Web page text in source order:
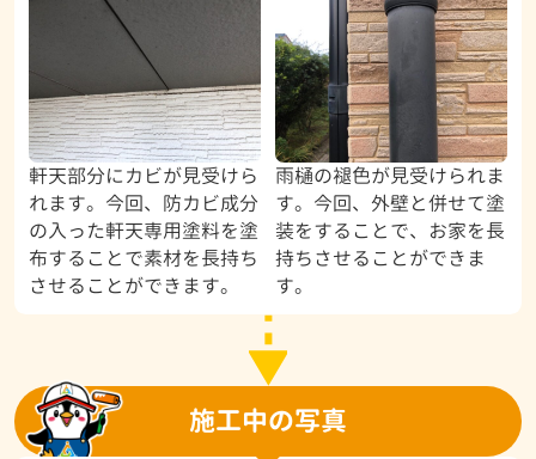
軒天部分にカビが見受けら
れます。今回、防カビ成分
の入った軒天専用塗料を塗
布することで素材を長持ち
させることができます。
雨樋の褪色が見受けられま
す。今回、外壁と併せて塗
装をすることで、お家を長
持ちさせることができま
す。
施工中の写真